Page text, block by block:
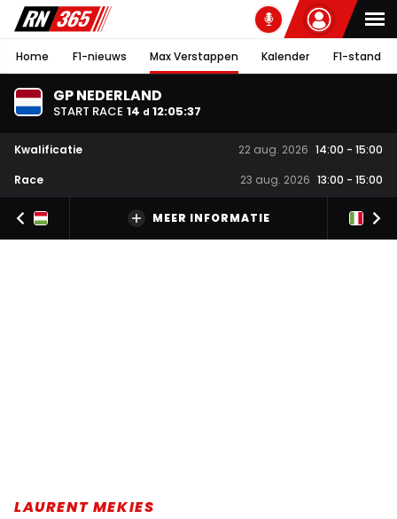
Home F1-nieuws Max Verstappen Kalender F1-stand
GP NEDERLAND
START RACE 14 d 12:05:36
Kwalificatie 22 aug. 2026 14:00 - 15:00
Race
23 aug. 2026 13:00 - 15:00
MEER INFORMATIE
LAURENT MEKIES